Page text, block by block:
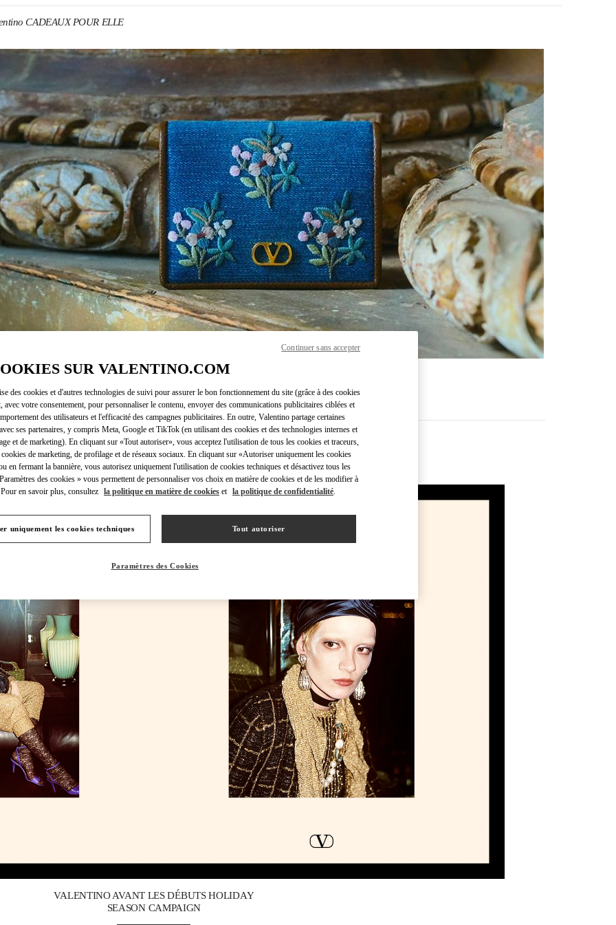
CADEAUX POUR ELLE
IN NEW TAB
Link Opens in New Tab
DANS LA BOUTIQUE VALENTINO - Paris Rue St. Honoré
Link Opens in New Tab
VALENTINO AVANT LES DÉBUTS HOLIDAY
SEASON CAMPAIGN
SUR VALENTINO.COM
des cookies et d'autres technologies de suivi pour assurer le bon fonctionnement du site (grâce à des cookies
avec votre consentement, pour personnaliser le contenu, envoyer des communications publicitaires ciblées et
des utilisateurs et l'efficacité des campagnes publicitaires. En outre, Valentino partage certaines
ses partenaires, y compris Meta, Google et TikTok (en utilisant des cookies et des technologies internes et
et de marketing). En cliquant sur «Tout autoriser», vous acceptez l'utilisation de tous les cookies et traceurs,
de marketing, de profilage et de réseaux sociaux. En cliquant sur «Autoriser uniquement les cookies
en fermant la bannière, vous autorisez uniquement l'utilisation de cookies techniques et désactivez tous les
des cookies » vous permettent de personnaliser vos choix en matière de cookies et de les modifier à
en savoir plus, consultez la politique en matière de cookies et la politique de confidentialité.
uniquement les cookies techniques Tout autoriser
Paramètres des Cookies
Continuer sans accepter